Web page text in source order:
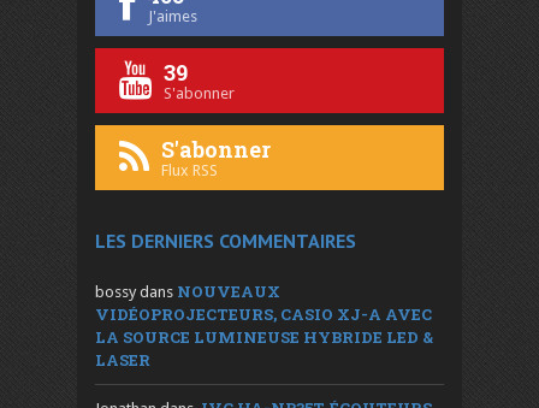
J'aimes
39
S'abonner
S'abonner
Flux RSS
LES DERNIERS COMMENTAIRES
bossy dans NOUVEAUX
VIDÉOPROJECTEURS, CASIO XJ-A AVEC
LA SOURCE LUMINEUSE HYBRIDE LED &
LASER